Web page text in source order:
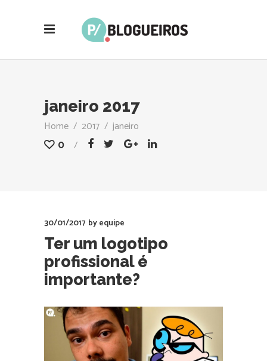
janeiro 2017
Home / 2017 / janeiro
0
30/01/2017 byequipe
Ter um logotipo
profissional é
importante?